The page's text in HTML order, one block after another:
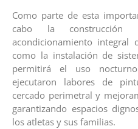
Como parte de esta
cabo la
acondicionamiento
como la instalación de
permitirá el uso
ejecutaron labores de
cercado perimetral y
garantizando espacios
los atletas y sus familias.